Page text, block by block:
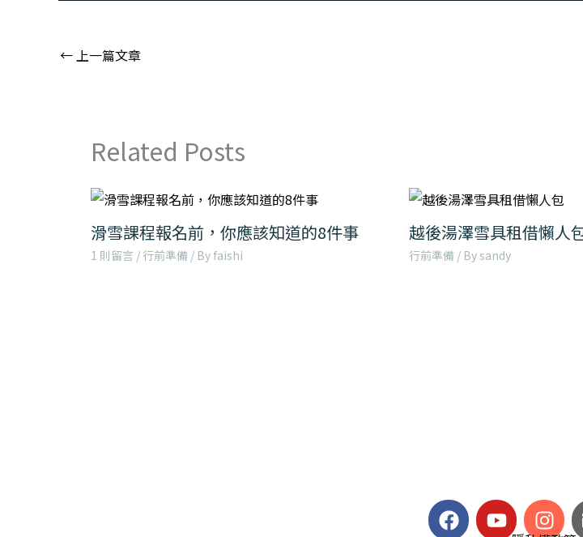
← 上一篇文章
Related Posts
滑雪課程報名前，你應該知道的8件事
1 則留言 / 行前準備 / By faishi
越後湯澤雪具租借懶人
行前準備 / Bysandy
F
a
Y
o
I
n